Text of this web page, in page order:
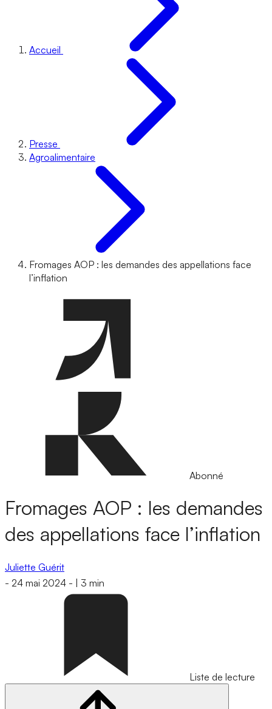
Accueil
Presse
Agroalimentaire
Fromages AOP : les demandes des appellations face
l’inflation
Abonné
Fromages AOP : les demandes
des appellations face l’inflation
Juliette Guérit
- 24 mai 2024 - 3 min
Liste de lecture